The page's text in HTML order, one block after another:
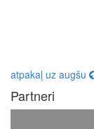
atpakaļ uz augšu
Partneri